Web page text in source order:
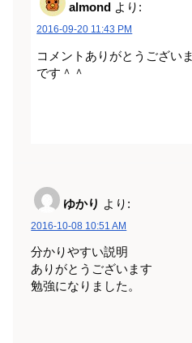
almond より:
2016-09-20 11:43 PM
コメントありがとうござい
です＾＾
ゆかり より:
2016-10-08 10:51 AM
分かりやすい説明
ありがとうございます
勉強になりました。